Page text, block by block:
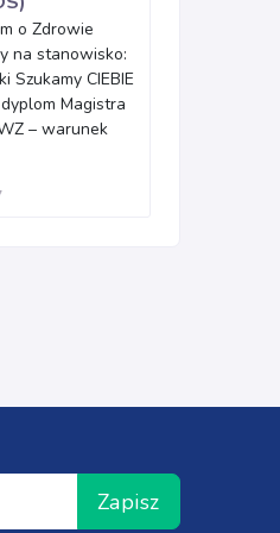
o Zdrowie
na stanowisko:
Szukamy CIEBIE
Magistra
– warunek
Zapisz